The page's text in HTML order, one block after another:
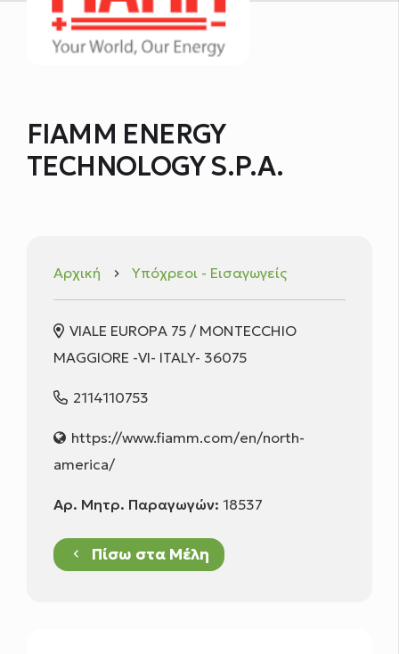
FIAMM ENERGY
TECHNOLOGY S.P.A.
Αρχική keyboard_arrow_right Υπόχρεοι - Εισαγωγείς
VIALE EUROPA 75 / MONTECCHIO
MAGGIORE -VI- ITALY- 36075
2114110753
https://www.fiamm.com/en/north-
america/
Αρ. Μητρ. Παραγωγών: 18537
keyboard_arrow_left Πίσω στα Μέλη